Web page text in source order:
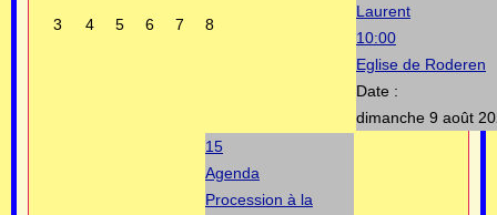
3 4 5 6 7 8
Laurent
10:00
Eglise de Roderen
Date :
dimanche 9 août
15
Agenda
Procession à la